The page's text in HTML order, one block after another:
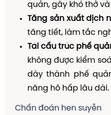
quản, gây khó thở và
Tăng sản xuất dịch
tăng tiết, làm tắc
Tái cấu trúc phế
không được kiểm
dày thành phế
năng hô hấp lâu dài.
Chẩn đoán hen suyễn